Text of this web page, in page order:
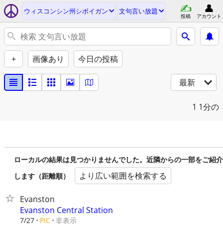
ウィスコンシン州シボイガン 文句言い放題
投稿 アカウント
+ 画像あり 今日の投稿
最新
1 1分の
ローカルの結果は見つかりませんでした。近隣からの一部をご紹介
します（距離順）
より広い範囲を検索する
Evanston
Evanston Central Station
7/27 PIC 非表示